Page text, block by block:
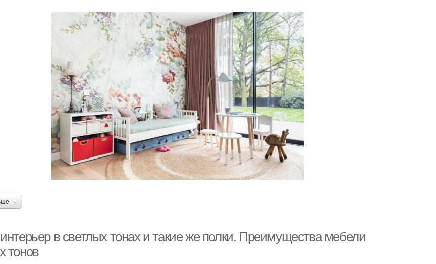
→
в светлых тонах и такие же полки. Преимущества мебели
тонов